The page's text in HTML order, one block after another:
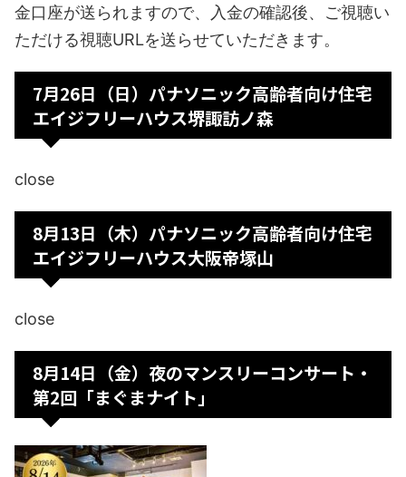
金口座が送られますので、入金の確認後、ご視聴い
ただける視聴URLを送らせていただきます。
7月26日（日）パナソニック高齢者向け住宅
エイジフリーハウス堺諏訪ノ森
close
8月13日（木）パナソニック高齢者向け住宅
エイジフリーハウス大阪帝塚山
close
8月14日（金）夜のマンスリーコンサート・
第2回「まぐまナイト」